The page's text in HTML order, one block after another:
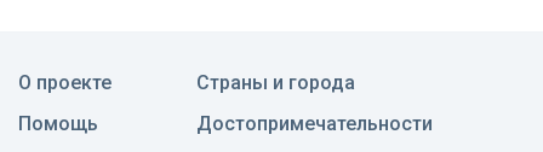
О проекте
Помощь
Страны и города
Достопримечательности